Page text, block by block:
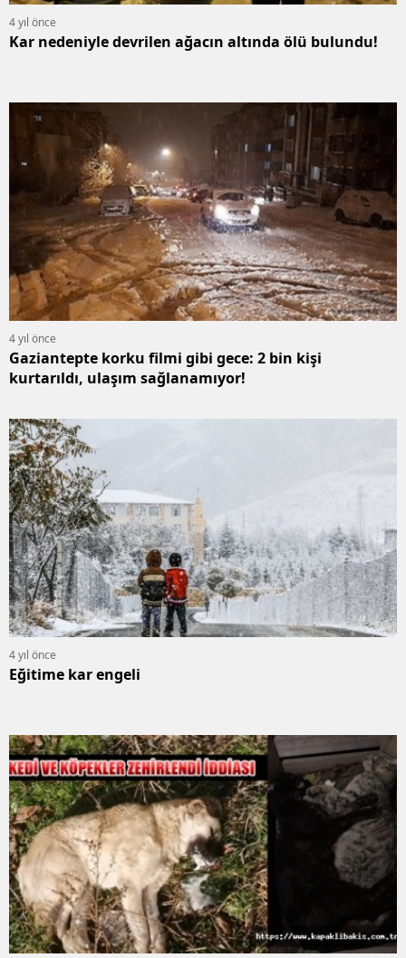
4 yıl önce
Kar nedeniyle devrilen ağacın altında ölü bulundu!
4 yıl önce
Gaziantepte korku filmi gibi gece: 2 bin kişi
kurtarıldı, ulaşım sağlanamıyor!
4 yıl önce
Eğitime kar engeli